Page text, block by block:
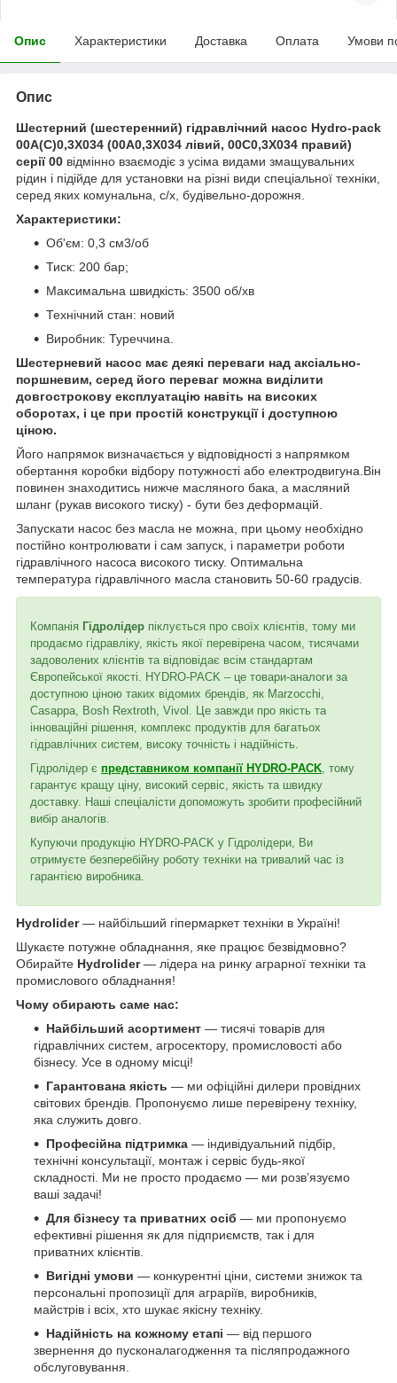
Опис Характеристики Доставка Оплата Умови
Опис
Шестерний (шестеренний) гідравлічний насос Нydro-pack
00A(C)0,3X034 (00A0,3X034 лівий, 00C0,3X034 правий)
серії 00 відмінно взаємодіє з усіма видами змащувальних
рідин і підійде для установки на різні види спеціальної техніки,
серед яких комунальна, с/х, будівельно-дорожня.
Характеристики:
Об'єм: 0,3 см3/об
Тиск: 200 бар;
Максимальна швидкість: 3500 об/хв
Технічний стан: новий
Виробник: Туреччина.
Шестерневий насос має деякі переваги над аксіально-
поршневим, серед його переваг можна виділити
довгострокову експлуатацію навіть на високих
оборотах, і це при простій конструкції і доступною
ціною.
Його напрямок визначається у відповідності з напрямком
обертання коробки відбору потужності або електродвигуна.Він
повинен знаходитись нижче масляного бака, а масляний
шланг (рукав високого тиску) - бути без деформацій.
Запускати насос без масла не можна, при цьому необхідно
постійно контролювати і сам запуск, і параметри роботи
гідравлічного насоса високого тиску. Оптимальна
температура гідравлічного масла становить 50-60 градусів.
Компанія Гідролідер піклується про своїх клієнтів, тому ми
продаємо гідравліку, якість якої перевірена часом, тисячами
задоволених клієнтів та відповідає всім стандартам
Європейської якості. HYDRO-PACK – це товари-аналоги за
доступною ціною таких відомих брендів, як Marzocchi,
Casappa, Bosh Rextroth, Vivol. Це завжди про якість та
інноваційні рішення, комплекс продуктів для багатьох
гідравлічних систем, високу точність і надійність.
Гідролідер є представником компанії HYDRO-PACK , тому
гарантує кращу ціну, високий сервіс, якість та швидку
доставку. Наші спеціалісти допоможуть зробити професійний
вибір аналогів.
Купуючи продукцію HYDRO-PACK у Гідролідери, Ви
отримуєте безперебійну роботу техніки на тривалий час із
гарантією виробника.
Hydrolider— найбільший гіпермаркет техніки в Україні!
Шукаєте потужне обладнання, яке працює безвідмовно?
Обирайте Hydrolider— лідера на ринку аграрної техніки та
промислового обладнання!
Чому обирають саме нас:
Найбільший асортимент — тисячі товарів для
гідравлічних систем, агросектору, промисловості або
бізнесу. Усе в одному місці!
Гарантована якість — ми офіційні дилери провідних
світових брендів. Пропонуємо лише перевірену техніку,
яка служить довго.
Професійна підтримка — індивідуальний підбір,
технічні консультації, монтаж і сервіс будь-якої
складності. Ми не просто продаємо — ми розв’язуємо
ваші задачі!
Для бізнесу та приватних осіб — ми пропонуємо
ефективні рішення як для підприємств, так і для
приватних клієнтів.
Вигідні умови — конкурентні ціни, системи знижок та
персональні пропозиції для аграріїв, виробників,
майстрів і всіх, хто шукає якісну техніку.
Надійність на кожному етапі — від першого
звернення до пусконалагодження та післяпродажного
обслуговування.